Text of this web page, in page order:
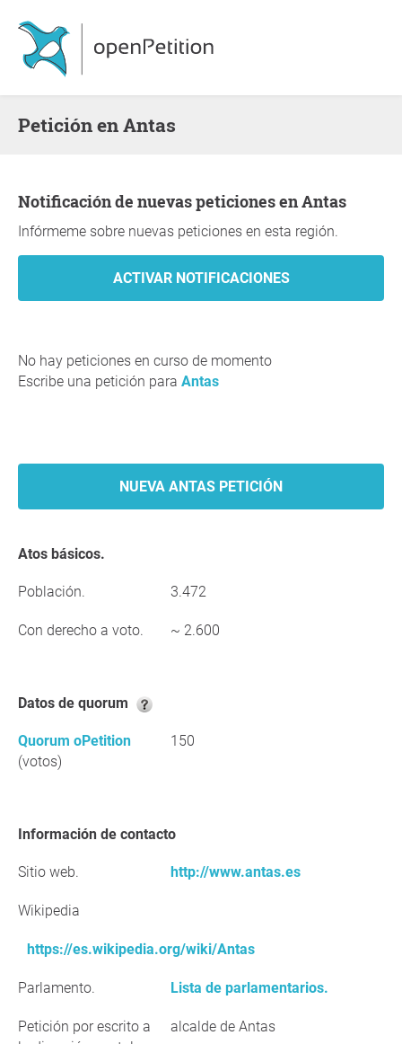
Petición en Antas
Notificación de nuevas peticiones en Antas
Infórmeme sobre nuevas peticiones en esta región.
No hay peticiones en curso de momento
Escribe una petición para Antas
NUEVA ANTAS PETICIÓN
Atos básicos.
Población. 3.472
Con derecho a voto. ~ 2.600
Datos de quorum
Quorum oPetition
(votos)
150
Información de contacto
Sitio web. http://www.antas.es
Wikipedia
https://es.wikipedia.org/wiki/Antas
Parlamento. Lista de parlamentarios.
Petición por escrito a
alcalde de Antas